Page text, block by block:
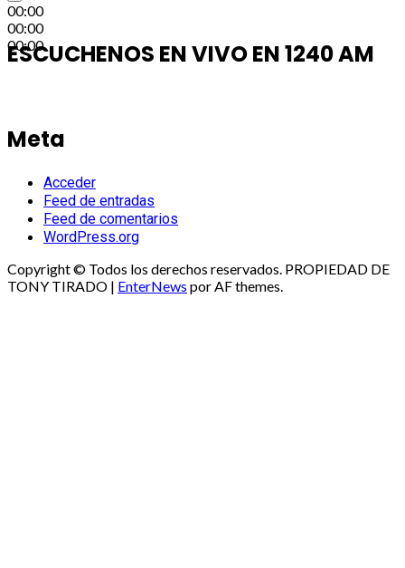
00:00
00:00
00:00
ESCUCHENOS EN VIVO EN 1240 AM
Meta
Acceder
Feed de entradas
Feed de comentarios
WordPress.org
Copyright © Todos los derechos reservados. PROPIEDAD DE
TONY TIRADO | EnterNews por AF themes.